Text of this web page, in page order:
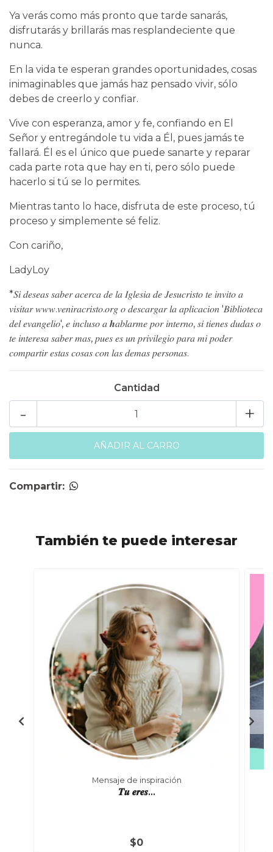
Ya verás como más pronto que tarde sanarás,
disfrutarás y brillarás mas resplandeciente que
nunca.
En la vida te esperan grandes oportunidades, cosas
inimaginables que jamás haz pensado vivir, sólo
debes de creerlo y confiar.
Vive con esperanza, amor y fe, confiando en El
Señor y entregándole tu vida a Él, pues jamás te
fallará. Él es el único que puede sanarte y reparar
cada parte rota que hay en ti, pero sólo puede
hacerlo si tú se lo permites.
Mientras tanto lo hace, disfruta de este proceso, tú
proceso y simplemente sé feliz.
Con cariño,
LadyLoy
*𝑆𝑖 𝑑𝑒𝑠𝑒𝑎𝑠 𝑠𝑎𝑏𝑒𝑟 𝑎𝑐𝑒𝑟𝑐𝑎 𝑑𝑒 𝑙𝑎 𝐼𝑔𝑙𝑒𝑠𝑖𝑎 𝑑𝑒 𝐽𝑒𝑠𝑢𝑐𝑟𝑖𝑠𝑡𝑜 𝑡𝑒 𝑖𝑛𝑣𝑖𝑡𝑜 𝑎
𝑣𝑖𝑠𝑖𝑡𝑎𝑟 𝑤𝑤𝑤.𝑣𝑒𝑛𝑖𝑟𝑎𝑐𝑟𝑖𝑠𝑡𝑜.𝑜𝑟𝑔 𝑜 𝑑𝑒𝑠𝑐𝑎𝑟𝑔𝑎𝑟 𝑙𝑎 𝑎𝑝𝑙𝑖𝑐𝑎𝑐𝑖𝑜𝑛 '𝐵𝑖𝑏𝑙𝑖𝑜𝑡𝑒𝑐𝑎
𝑑𝑒𝑙 𝑒𝑣𝑎𝑛𝑔𝑒𝑙𝑖𝑜', 𝑒 𝑖𝑛𝑐𝑙𝑢𝑠𝑜 𝑎 𝒉𝑎𝑏𝑙𝑎𝑟𝑚𝑒 𝑝𝑜𝑟 𝑖𝑛𝑡𝑒𝑟𝑛𝑜, 𝑠𝑖 𝑡𝑖𝑒𝑛𝑒𝑠 𝑑𝑢𝑑𝑎𝑠 𝑜
𝑡𝑒 𝑖𝑛𝑡𝑒𝑟𝑒𝑠𝑎 𝑠𝑎𝑏𝑒𝑟 𝑚𝑎𝑠, 𝑝𝑢𝑒𝑠 𝑒𝑠 𝑢𝑛 𝑝𝑟𝑖𝑣𝑖𝑙𝑒𝑔𝑖𝑜 𝑝𝑎𝑟𝑎 𝑚𝑖 𝑝𝑜𝑑𝑒𝑟
𝑐𝑜𝑚𝑝𝑎𝑟𝑡𝑖𝑟 𝑒𝑠𝑡𝑎𝑠 𝑐𝑜𝑠𝑎𝑠 𝑐𝑜𝑛 𝑙𝑎𝑠 𝑑𝑒𝑚𝑎𝑠 𝑝𝑒𝑟𝑠𝑜𝑛𝑎𝑠.
Cantidad
+
-
Compartir:
También te puede interesar
Mensaje de inspiración
𝑻𝒖 𝒆𝒓𝒆𝒔...
$0